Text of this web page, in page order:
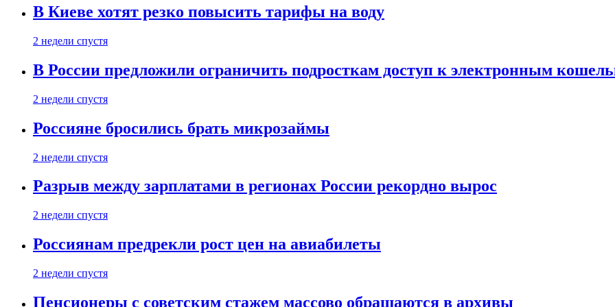
В Киеве хотят резко повысить тарифы на воду
2 недели спустя
В России предложили ограничить подросткам доступ к электронным
2 недели спустя
Россияне бросились брать микрозаймы
2 недели спустя
Разрыв между зарплатами в регионах России рекордно вырос
2 недели спустя
Россиянам предрекли рост цен на авиабилеты
2 недели спустя
Пенсионеры с советским стажем массово обращаются в архивы